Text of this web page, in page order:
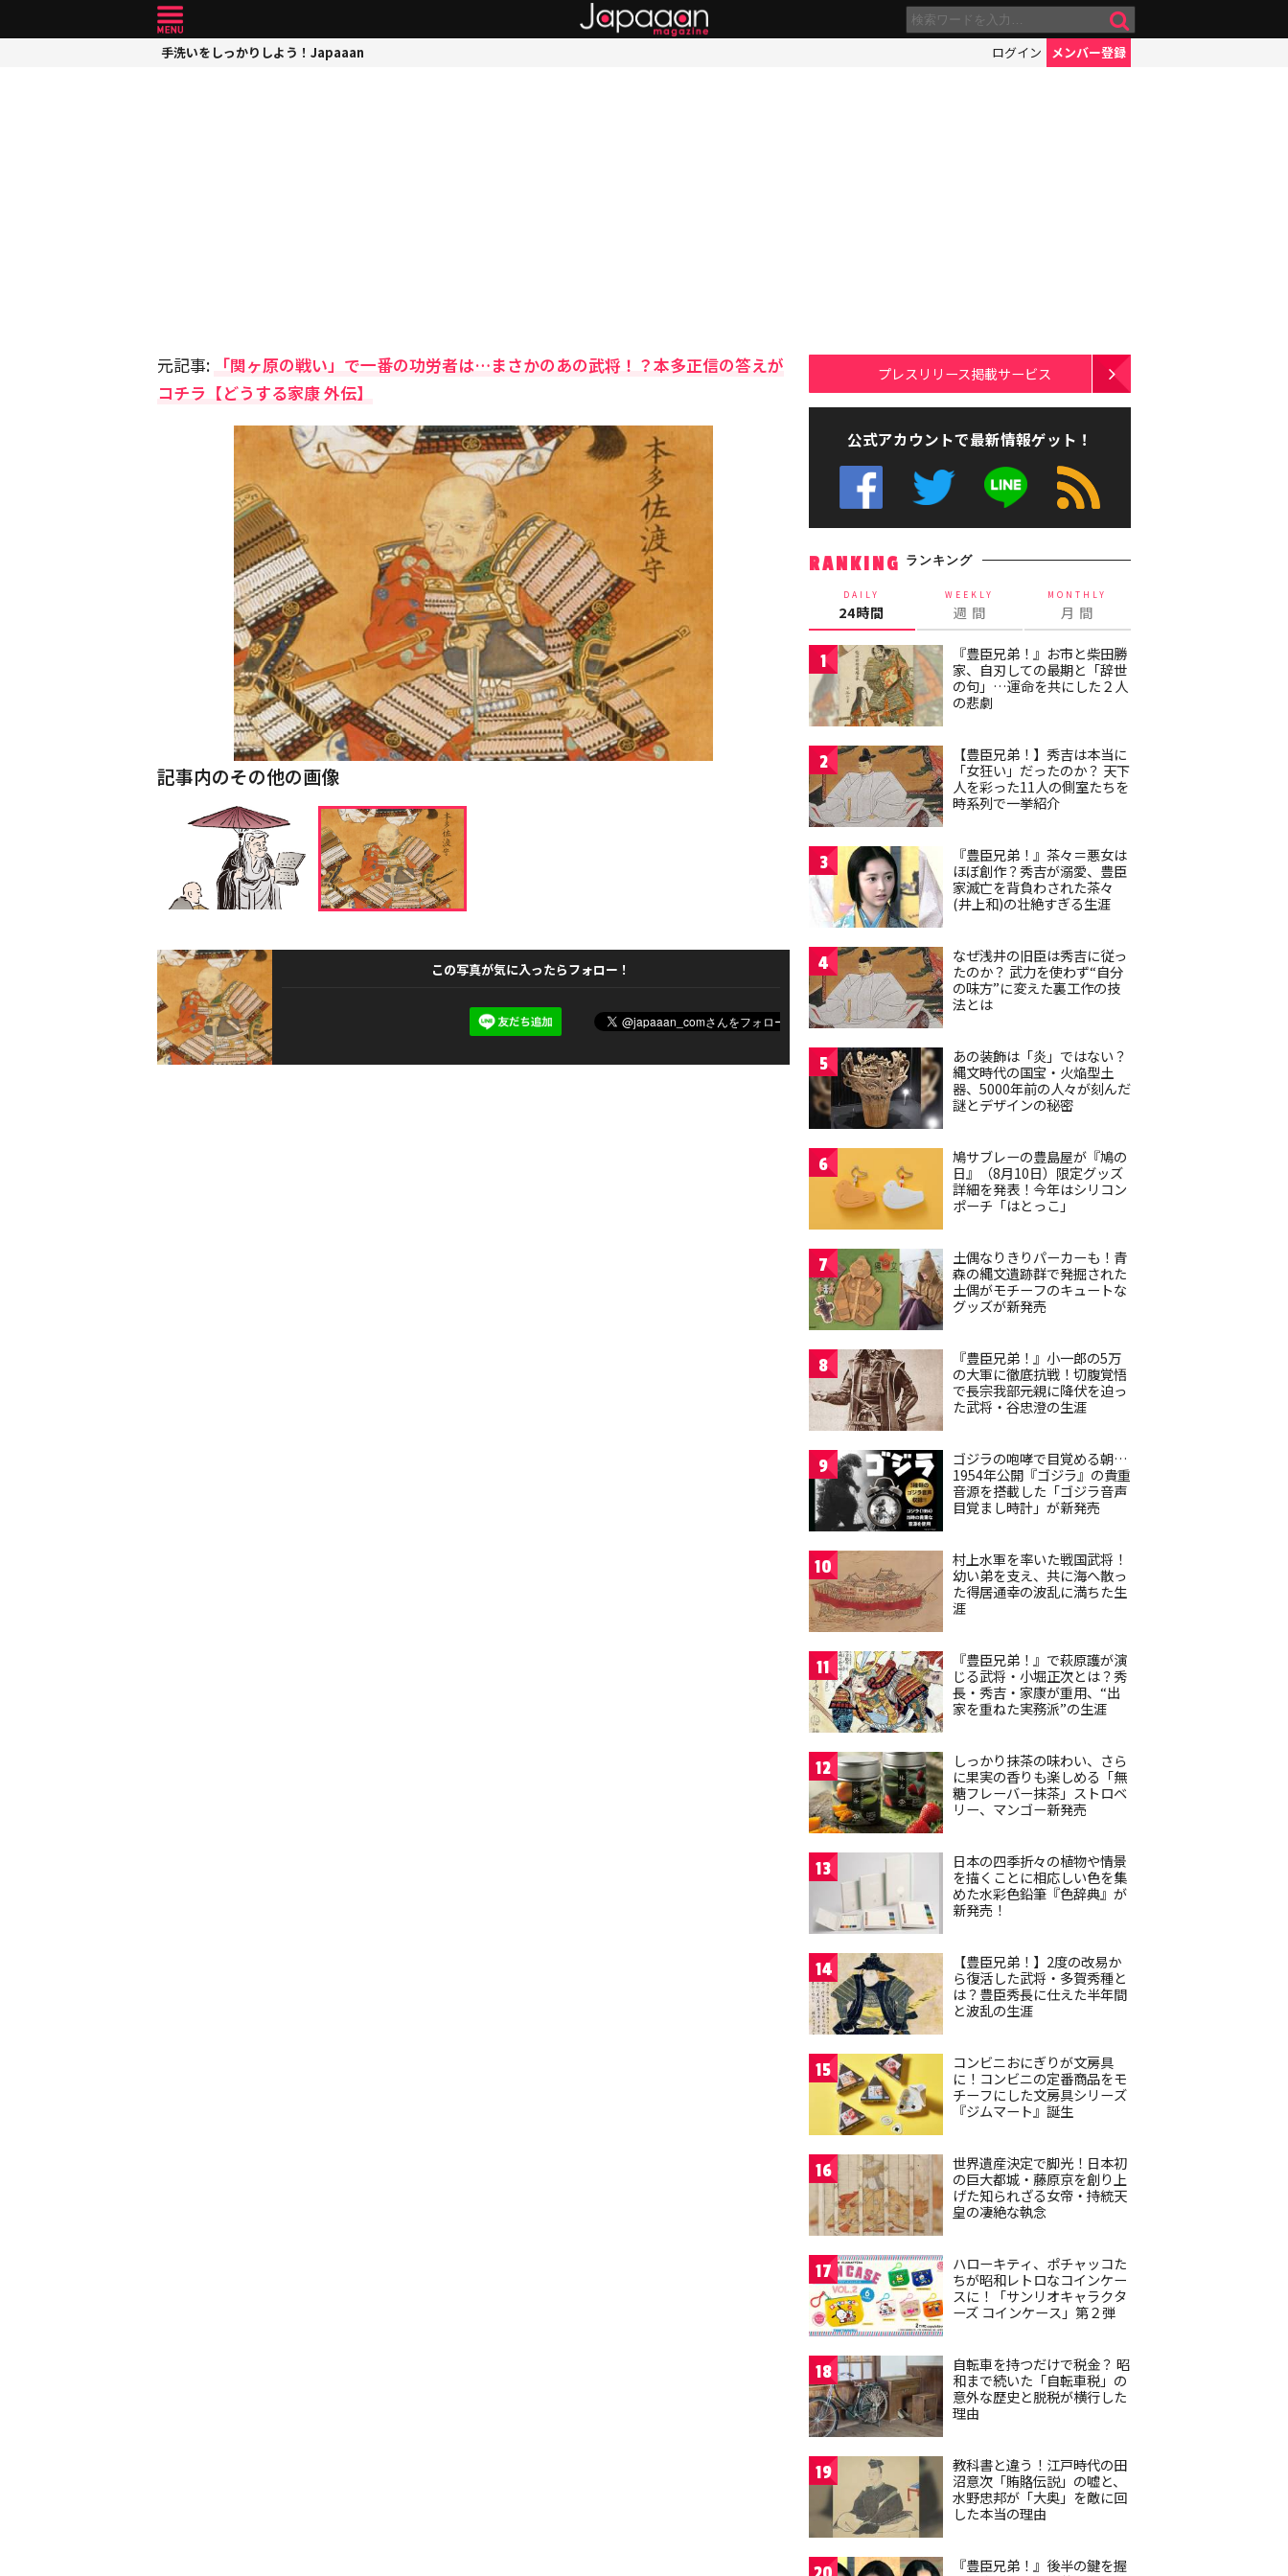
手洗いをしっかりしよう！Japaaan ログイン メンバー登録
元記事: 「関ヶ原の戦い」で一番の功労者は…まさかのあの武将！？本多正信の答えが
コチラ【どうする家康 外伝】
記事内のその他の画像
この写真が気に入ったらフォロー！
プレスリリース掲載サービス
公式アカウントで最新情報ゲット！
RANKING ランキング
DAILY
24時間
WEEKLY
週 間
MONTHLY
月 間
1
『豊臣兄弟！』お市と柴田勝
家、自刃しての最期と「辞世
の句」…運命を共にした２人
の悲劇
2
【豊臣兄弟！】秀吉は本当に
「女狂い」だったのか？ 天下
人を彩った11人の側室たちを
時系列で一挙紹介
3
『豊臣兄弟！』茶々＝悪女は
ほぼ創作？秀吉が溺愛、豊臣
家滅亡を背負わされた茶々
(井上和)の壮絶すぎる生涯
4
なぜ浅井の旧臣は秀吉に従っ
たのか？ 武力を使わず“自分
の味方”に変えた裏工作の技
法とは
5
あの装飾は「炎」ではない？
縄文時代の国宝・火焔型土
器、5000年前の人々が刻んだ
謎とデザインの秘密
6
鳩サブレーの豊島屋が『鳩の
日』（8月10日）限定グッズ
詳細を発表！今年はシリコン
ポーチ「はとっこ」
7
土偶なりきりパーカーも！青
森の縄文遺跡群で発掘された
土偶がモチーフのキュートな
グッズが新発売
8
『豊臣兄弟！』小一郎の5万
の大軍に徹底抗戦！切腹覚悟
で長宗我部元親に降伏を迫っ
た武将・谷忠澄の生涯
9
ゴジラの咆哮で目覚める朝…
1954年公開『ゴジラ』の貴重
音源を搭載した「ゴジラ音声
目覚まし時計」が新発売
10
村上水軍を率いた戦国武将！
幼い弟を支え、共に海へ散っ
た得居通幸の波乱に満ちた生
涯
11
『豊臣兄弟！』で萩原護が演
じる武将・小堀正次とは？秀
長・秀吉・家康が重用、“出
家を重ねた実務派”の生涯
12
しっかり抹茶の味わい、さら
に果実の香りも楽しめる「無
糖フレーバー抹茶」ストロベ
リー、マンゴー新発売
13
日本の四季折々の植物や情景
を描くことに相応しい色を集
めた水彩色鉛筆『色辞典』が
新発売！
14
【豊臣兄弟！】2度の改易か
ら復活した武将・多賀秀種と
は？豊臣秀長に仕えた半年間
と波乱の生涯
15
コンビニおにぎりが文房具
に！コンビニの定番商品をモ
チーフにした文房具シリーズ
『ジムマート』誕生
16
世界遺産決定で脚光！日本初
の巨大都城・藤原京を創り上
げた知られざる女帝・持統天
皇の凄絶な執念
17
ハローキティ、ポチャッコた
ちが昭和レトロなコインケー
スに！「サンリオキャラクタ
ーズ コインケース」第２弾
18
自転車を持つだけで税金？ 昭
和まで続いた「自転車税」の
意外な歴史と脱税が横行した
理由
19
教科書と違う！江戸時代の田
沼意次「賄賂伝説」の嘘と、
水野忠邦が「大奥」を敵に回
した本当の理由
『豊臣兄弟！』後半の鍵を握